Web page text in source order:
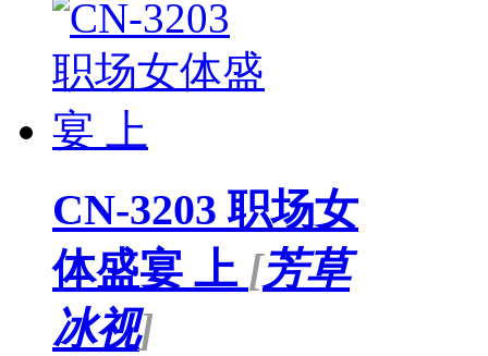
CN-3203 职场女
体盛宴 上 [芳草
冰视]